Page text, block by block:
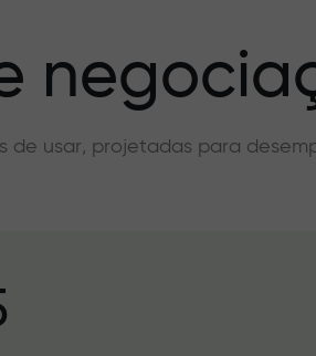
de usar, projetadas para